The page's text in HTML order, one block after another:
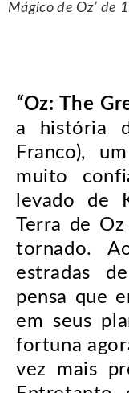
Mágico de Oz’ de
“Oz: The
a história
Franco),
muito
levado de
Terra de
tornado.
estradas
pensa que
em seus
fortuna
vez mais